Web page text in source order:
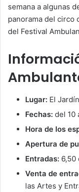
semana a algunas
panorama del circo
del Festival
Lugar: El
Fechas: del 10
Hora de los
Apertura de
Entradas: 6,50
Venta de
las Artes y